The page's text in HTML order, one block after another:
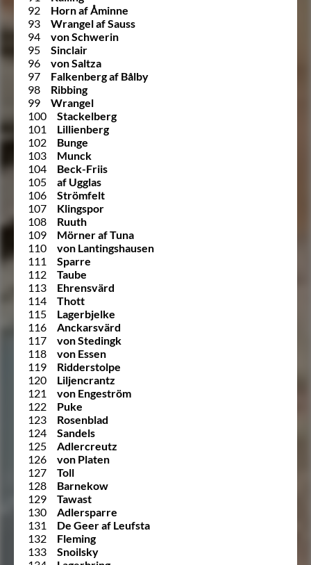
92
Horn af Åminne
93
Wrangel af Sauss
94
von Schwerin
95
Sinclair
96
von Saltza
97
Falkenberg af Bålby
98
Ribbing
99
Wrangel
100
Stackelberg
101
Lillienberg
102
Bunge
103
Munck
104
Beck-Friis
105
af Ugglas
106
Strömfelt
107
Klingspor
108
Ruuth
109
Mörner af Tuna
110
von Lantingshausen
111
Sparre
112
Taube
113
Ehrensvärd
114
Thott
115
Lagerbjelke
116
Anckarsvärd
117
von Stedingk
118
von Essen
119
Ridderstolpe
120
Liljencrantz
121
von Engeström
122
Puke
123
Rosenblad
124
Sandels
125
Adlercreutz
126
von Platen
127
Toll
128
Barnekow
129
Tawast
130
Adlersparre
131
De Geer af Leufsta
132
Fleming
133
Snoilsky